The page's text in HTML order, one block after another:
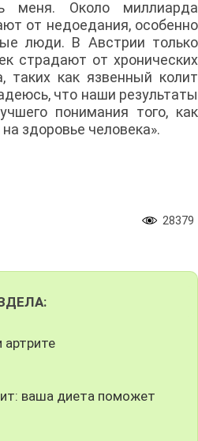
меня. Около миллиарда
от недоедания, особенно
люди. В Австрии только
страдают от хронических
таких как язвенный колит
что наши результаты
понимания того, как
здоровье человека».
28379
артрите
ваша диета поможет